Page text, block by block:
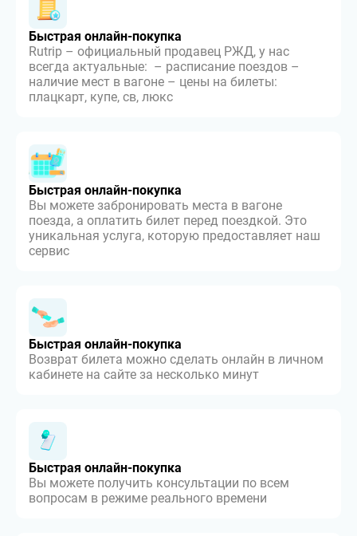
Быстрая онлайн-покупка
Rutrip – официальный продавец РЖД, у нас
всегда актуальные: – расписание поездов –
наличие мест в вагоне – цены на билеты:
плацкарт, купе, св, люкс
Быстрая онлайн-покупка
Вы можете забронировать места в вагоне
поезда, а оплатить билет перед поездкой. Это
уникальная услуга, которую предоставляет наш
сервис
Быстрая онлайн-покупка
Возврат билета можно сделать онлайн в личном
кабинете на сайте за несколько минут
Быстрая онлайн-покупка
Вы можете получить консультации по всем
вопросам в режиме реального времени